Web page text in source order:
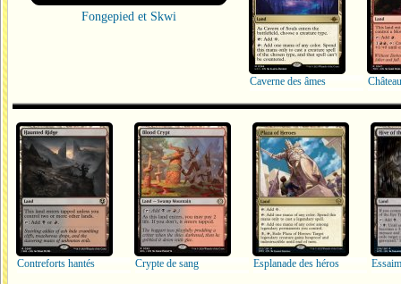
Fongepied et Skwi
Caverne des âmes
Contreforts hantés Crypte de sang Esplanade des héros